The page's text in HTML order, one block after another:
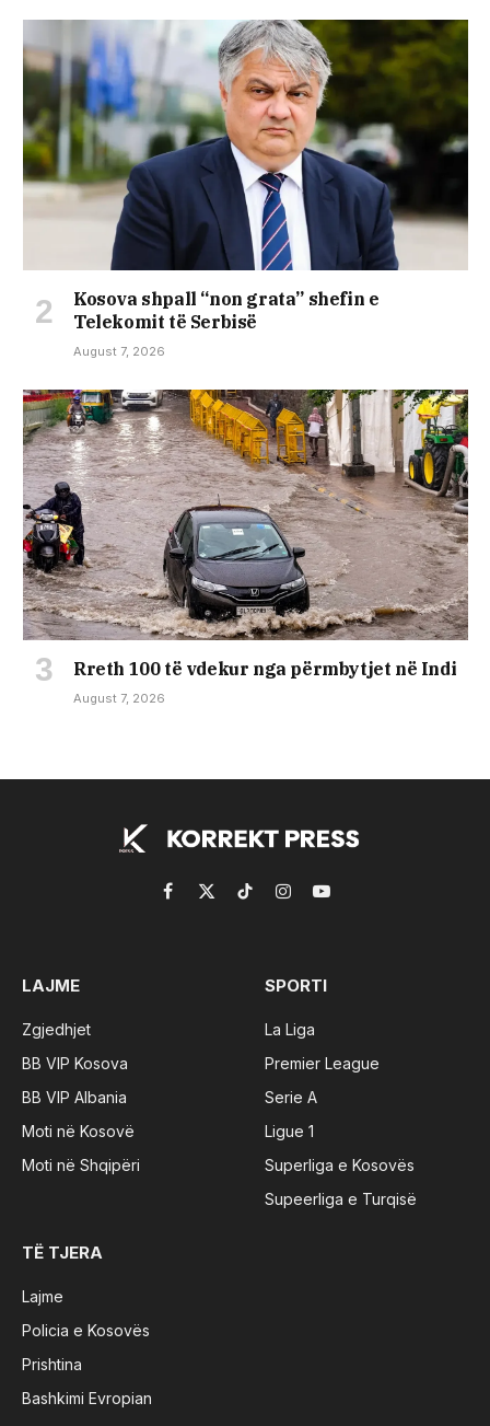
Kosova shpall “non grata” shefin e
Telekomit të Serbisë
August 7, 2026
Rreth 100 të vdekur nga përmbytjet në Indi
August 7, 2026
Facebook
X
TikTokInstagramYouTube
LAJME
Zgjedhjet
BB VIP Kosova
BB VIP Albania
Moti në Kosovë
Moti në Shqipëri
SPORTI
La Liga
Premier League
Serie A
Ligue 1
Superliga e Kosovës
Supeerliga e Turqisë
TË TJERA
Lajme
Policia e Kosovës
Prishtina
Bashkimi Evropian